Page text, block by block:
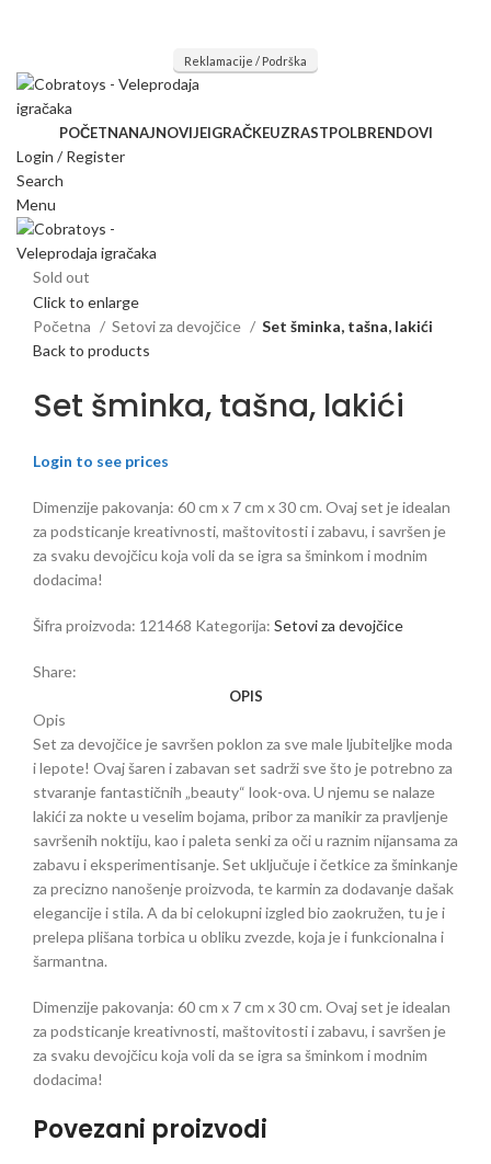
Reklamacije / Podrška
POČETNANAJNOVIJEIGRAČKEUZRASTPOLBRENDOVI
Login / Register
Search
Menu
Sold out
Click to enlarge
Početna
Setovi za devojčice
Set šminka, tašna, lakići
Back to products
Set šminka, tašna, lakići
Login to see prices
Dimenzije pakovanja: 60 cm x 7 cm x 30 cm. Ovaj set je idealan
za podsticanje kreativnosti, maštovitosti i zabavu, i savršen je
za svaku devojčicu koja voli da se igra sa šminkom i modnim
dodacima!
Šifra proizvoda: 121468 Kategorija: Setovi za devojčice
Share:
OPIS
Opis
Set za devojčice je savršen poklon za sve male ljubiteljke moda
i lepote! Ovaj šaren i zabavan set sadrži sve što je potrebno za
stvaranje fantastičnih „beauty“ look-ova. U njemu se nalaze
lakići za nokte u veselim bojama, pribor za manikir za pravljenje
savršenih noktiju, kao i paleta senki za oči u raznim nijansama za
zabavu i eksperimentisanje. Set uključuje i četkice za šminkanje
za precizno nanošenje proizvoda, te karmin za dodavanje dašak
elegancije i stila. A da bi celokupni izgled bio zaokružen, tu je i
prelepa plišana torbica u obliku zvezde, koja je i funkcionalna i
šarmantna.
Dimenzije pakovanja: 60 cm x 7 cm x 30 cm. Ovaj set je idealan
za podsticanje kreativnosti, maštovitosti i zabavu, i savršen je
za svaku devojčicu koja voli da se igra sa šminkom i modnim
dodacima!
Povezani proizvodi